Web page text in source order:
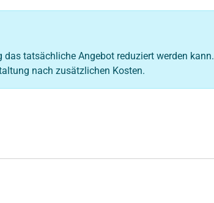
tatsächliche Angebot reduziert werden kann.
nach zusätzlichen Kosten.